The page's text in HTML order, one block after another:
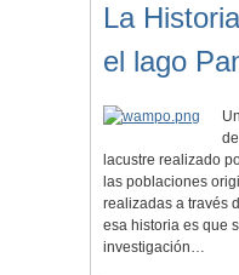
La
el lago
lacustre realizado
las poblaciones
realizadas a través
esa historia es que
investigación…